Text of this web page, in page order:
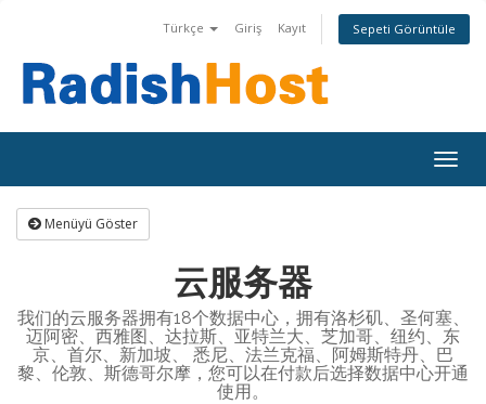
Türkçe Giriş Kayıt Sepeti Görüntüle
Menüyü Göster
云服务器
我们的云服务器拥有18个数据中心，拥有洛杉矶、圣何塞、
迈阿密、西雅图、达拉斯、亚特兰大、芝加哥、纽约、东
京、首尔、新加坡、 悉尼、法兰克福、阿姆斯特丹、巴
黎、伦敦、斯德哥尔摩，您可以在付款后选择数据中心开通
使用。